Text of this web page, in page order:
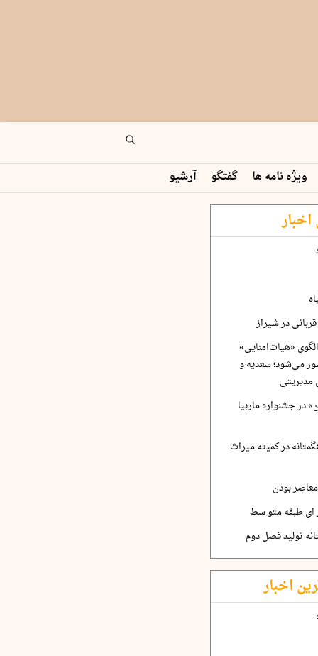
ویژه نامه ها گفتگو آرشیو
در شیراز
«هیات‌امنایی»
می‌شود؛ سعدیه و
مدیریتی
در جشنواره ماربیا
در کمیته میراث
بودن
ای طبقه متو سط
تولید فصل دوم
اخبار